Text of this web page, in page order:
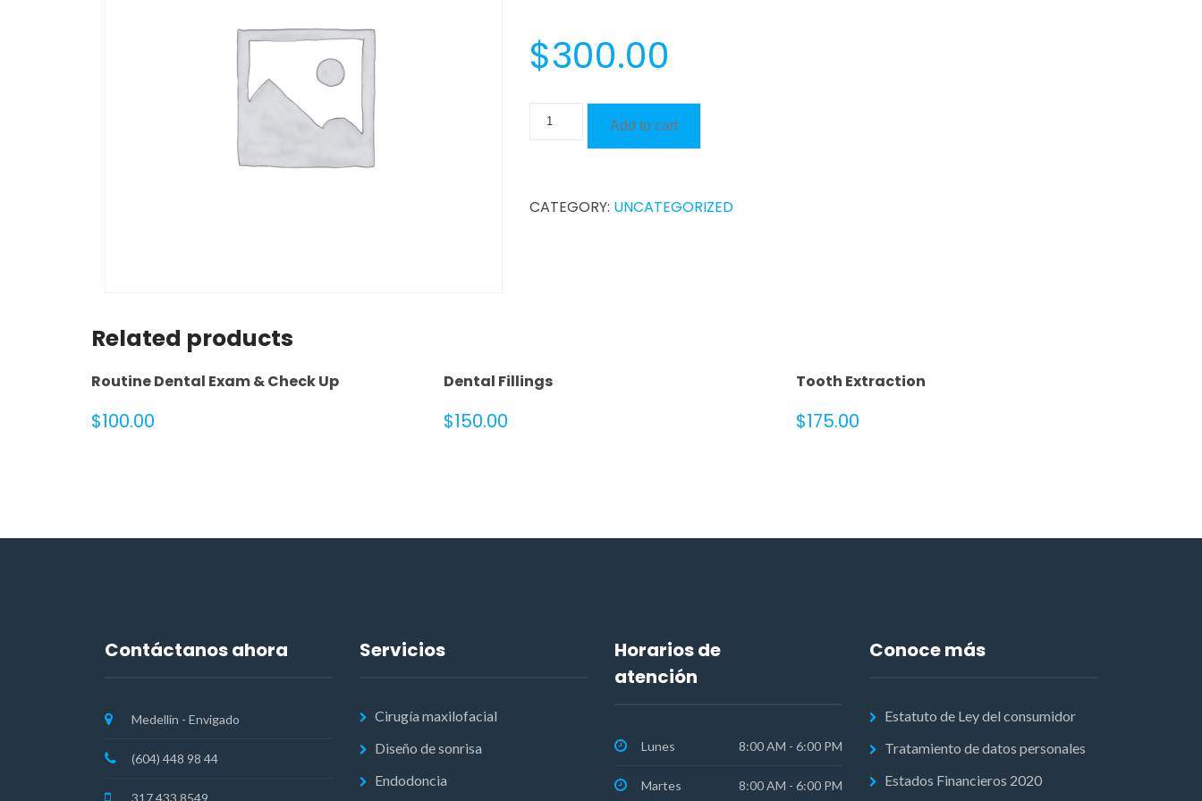
$300.00
Canal
Add to cart
CATEGORY: UNCATEGORIZED
Related products
Routine Dental Exam & Check Up
$100.00
Dental Fillings
$150.00
Tooth Extraction
$175.00
Contáctanos ahora
Medellín - Envigado
(604) 448 98 44
317 433 8549
Servicios
Cirugía maxilofacial
Diseño de sonrisa
Endodoncia
Horarios de
atención
Lunes 8:00 AM - 6:00 PM
Martes 8:00 AM - 6:00 PM
Conoce más
Estatuto de Ley del consumidor
Tratamiento de datos personales
Estados Financieros 2020